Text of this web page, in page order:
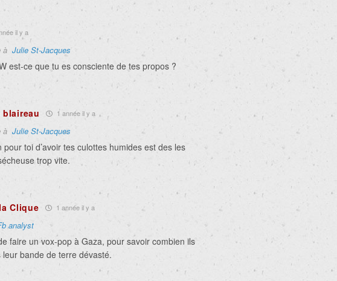
il y a
à Julie St-Jacques
est-ce que tu es consciente de tes propos ?
blaireau 1 année il y a
à Julie St-Jacques
pour toi d’avoir tes culottes humides est des les
trop vite.
Clique 1 année il y a
analyst
faire un vox-pop à Gaza, pour savoir combien ils
bande de terre dévasté.